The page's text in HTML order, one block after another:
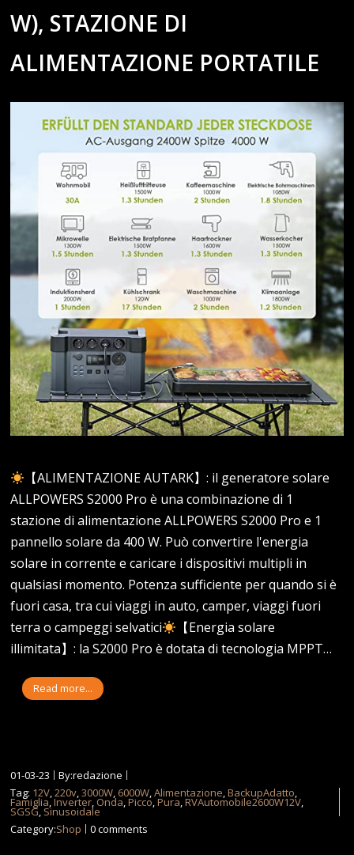
W), STAZIONE DI
ALIMENTAZIONE PORTATILE
【ALIMENTAZIONE AUTARK】: il generatore solare
ALLPOWERS S2000 Pro è una combinazione di 1
stazione di alimentazione ALLPOWERS S2000 Pro e 1
pannello solare da 400 W. Può convertire l'energia
solare in corrente e caricare i dispositivi multipli in
qualsiasi momento. Potenza sufficiente per quando si è
fuori casa, tra cui viaggi in auto, camper, viaggi fuori
terra o campeggi selvatici
【Energia solare
illimitata】: la S2000 Pro è dotata di tecnologia MPPT…
Read more...
01-03-23
By:redazione
Tag: 12V,220v,3000W, 6000W,Alimentazione,BackupAdatto,
Famiglia,Inverter, Onda,Picco,Pura,RVAutomobile2600W12V,
SGSG, Sinusoidale
Category:Shop 0 comments